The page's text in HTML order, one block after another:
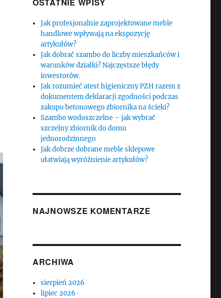
Jak profesjonalnie zaprojektowane meble
handlowe wpływają na ekspozycję
artykułów?
Jak dobrać szambo do liczby mieszkańców i
warunków działki? Najczęstsze błędy
inwestorów.
Jak rozumieć atest higieniczny PZH razem z
dokumentem deklaracji zgodności podczas
zakupu betonowego zbiornika na ścieki?
Szambo wodoszczelne – jak wybrać
szczelny zbiornik do domu
jednorodzinnego
Jak dobrze dobrane meble sklepowe
ułatwiają wyróżnienie artykułów?
NAJNOWSZE KOMENTARZE
ARCHIWA
sierpień 2026
lipiec 2026